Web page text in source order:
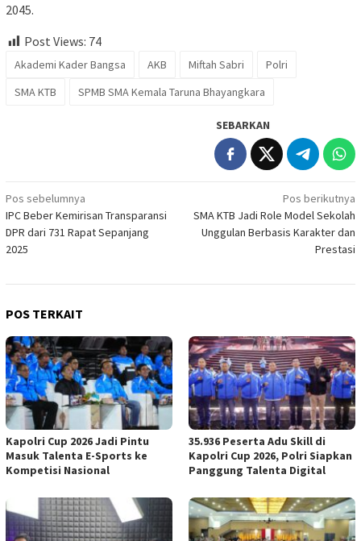
2045.
Post Views: 74
Akademi Kader Bangsa AKB Miftah Sabri
Polri
SMA KTB
SPMB SMA Kemala Taruna Bhayangkara
SEBARKAN
Navigasi
pos
Pos sebelumnya
IPC Beber Kemirisan Transparansi
DPR dari 731 Rapat Sepanjang
2025
Pos berikutnya
SMA KTB Jadi Role Model Sekolah
Unggulan Berbasis Karakter dan
Prestasi
POS TERKAIT
Kapolri Cup 2026 Jadi Pintu
Masuk Talenta E-Sports ke
Kompetisi Nasional
35.936 Peserta Adu Skill di
Kapolri Cup 2026, Polri Siapkan
Panggung Talenta Digital